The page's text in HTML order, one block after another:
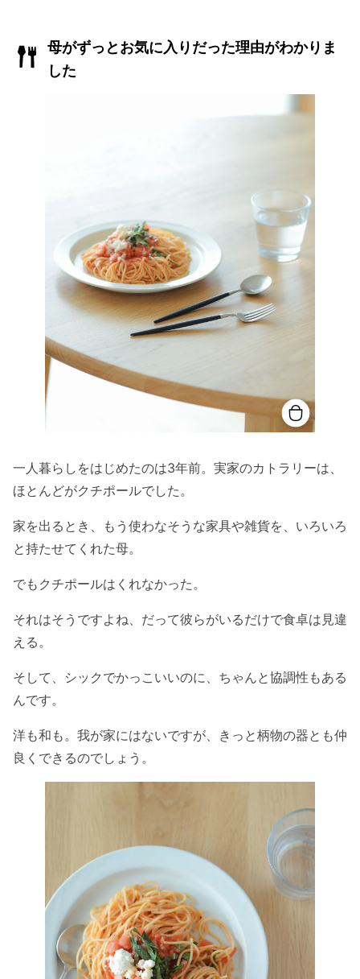
母がずっとお気に入りだった理由がわかりま
した
一人暮らしをはじめたのは3年前。実家のカトラリーは、
ほとんどがクチポールでした。
家を出るとき、もう使わなそうな家具や雑貨を、いろいろ
と持たせてくれた母。
でもクチポールはくれなかった。
それはそうですよね、だって彼らがいるだけで食卓は見違
える。
そして、シックでかっこいいのに、ちゃんと協調性もある
んです。
洋も和も。我が家にはないですが、きっと柄物の器とも仲
良くできるのでしょう。